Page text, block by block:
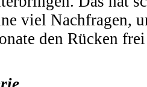
viel Nachfragen,
den Rücken